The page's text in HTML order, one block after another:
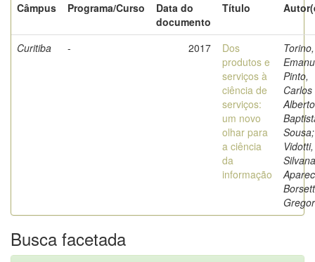
Câmpus
Programa/Curso
Data do
documento
Título
Curitiba - 2017
Dos
produtos e
serviços à
ciência de
serviços:
um novo
olhar para
a ciência
da
informação
Torino,
Pinto,
Carlos
Alberto
Sousa;
Vidotti,
Silvana
Busca facetada